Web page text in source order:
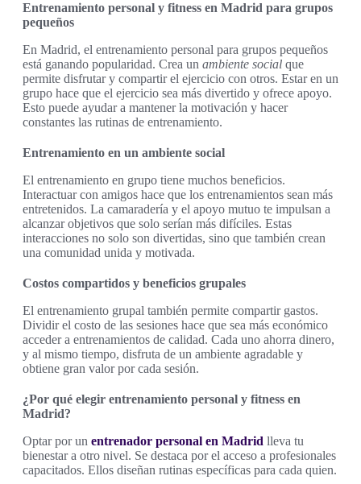
Entrenamiento personal y fitness en Madrid para grupos
pequeños
En Madrid, el entrenamiento personal para grupos pequeños
está ganando popularidad. Crea un ambiente social que
permite disfrutar y compartir el ejercicio con otros. Estar en un
grupo hace que el ejercicio sea más divertido y ofrece apoyo.
Esto puede ayudar a mantener la motivación y hacer
constantes las rutinas de entrenamiento.
Entrenamiento en un ambiente social
El entrenamiento en grupo tiene muchos beneficios.
Interactuar con amigos hace que los entrenamientos sean más
entretenidos. La camaradería y el apoyo mutuo te impulsan a
alcanzar objetivos que solo serían más difíciles. Estas
interacciones no solo son divertidas, sino que también crean
una comunidad unida y motivada.
Costos compartidos y beneficios grupales
El entrenamiento grupal también permite compartir gastos.
Dividir el costo de las sesiones hace que sea más económico
acceder a entrenamientos de calidad. Cada uno ahorra dinero,
y al mismo tiempo, disfruta de un ambiente agradable y
obtiene gran valor por cada sesión.
¿Por qué elegir entrenamiento personal y fitness en
Madrid?
Optar por un entrenador personal en Madrid lleva tu
bienestar a otro nivel. Se destaca por el acceso a profesionales
capacitados. Ellos diseñan rutinas específicas para cada quien.